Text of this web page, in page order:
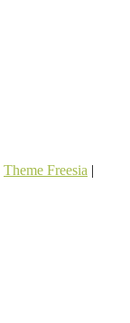
Theme Freesia |